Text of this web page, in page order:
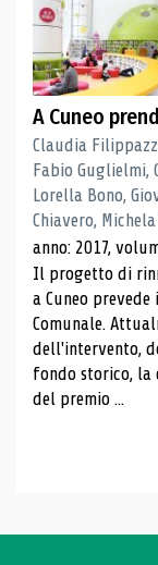
A Cuneo
Claudia
Fabio Guglielmi,
Lorella Bono,
Chiavero,
anno: 2017,
Il progetto di
a Cuneo
Comunale.
dell'intervento,
fondo storico, la
del premio ...